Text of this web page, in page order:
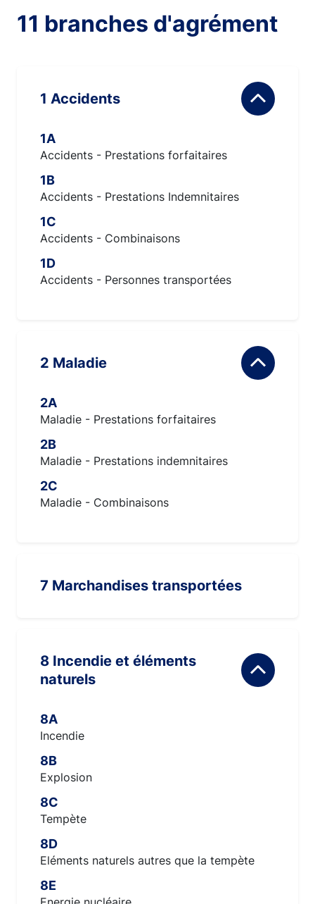
11 branches d'agrément
1 Accidents
1A
Accidents - Prestations forfaitaires
1B
Accidents - Prestations Indemnitaires
1C
Accidents - Combinaisons
1D
Accidents - Personnes transportées
2 Maladie
2A
Maladie - Prestations forfaitaires
2B
Maladie - Prestations indemnitaires
2C
Maladie - Combinaisons
7 Marchandises transportées
8 Incendie et éléments
naturels
8A
Incendie
8B
Explosion
8C
Tempète
8D
Eléments naturels autres que la tempète
8E